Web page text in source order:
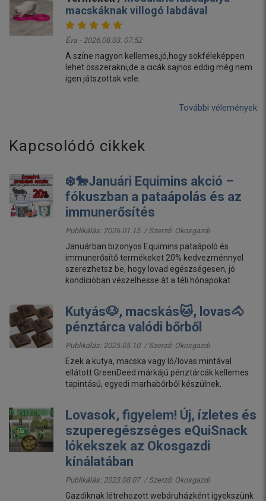
macskáknak villogó labdával
Éva - 2026.08.03. 07:52
A színe nagyon kellemes,jó,hogy sokféleképpen
lehet összerakni,de a cicák sajnos eddig még nem
igen játszottak vele.
További vélemények
Kapcsolódó cikkek
❄️🐎Januári Equimins akció –
fókuszban a pataápolás és az
immunerősítés
Publikálás: 2026.01.15. / Szerző: Okosgazdi
Januárban bizonyos Equimins pataápoló és
immunerősítő termékeket 20% kedvezménnyel
szerezhetsz be, hogy lovad egészségesen, jó
kondícióban vészelhesse át a téli hónapokat.
Kutyás🐶, macskás🐱, lovas🐴
pénztárca valódi bőrből
Publikálás: 2025.05.10. / Szerző: Okosgazdi
Ezek a kutya, macska vagy ló/lovas mintával
ellátott GreenDeed márkájú pénztárcák kellemes
tapintású, egyedi marhabőrből készülnek.
Lovasok, figyelem! Új, ízletes és
szuperegészséges eQuiSnack
lókekszek az Okosgazdi
kínálatában
Publikálás: 2023.08.07. / Szerző: Okosgazdi
Gazdiknak létrehozott webáruházként igyekszünk